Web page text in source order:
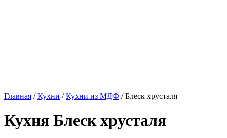
Главная /Кухни /Кухни из МДФ / Блеск хрусталя
Кухня Блеск хрусталя